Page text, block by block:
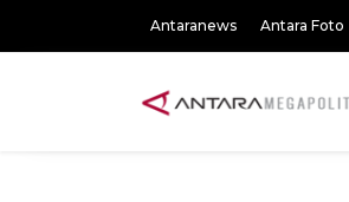
Antaranews Antara Foto